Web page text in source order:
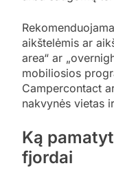
aikštelėmis ar
area“ ar
mobiliosios
Campercontact
nakvynės vietas
Ką
fjordai